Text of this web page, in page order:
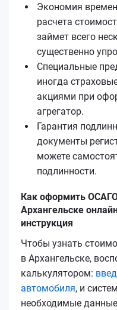
Экономия
расчета
займет всего
существенно
Специальные
иногда
акциями при
агрегатор.
Гарантия
документы
можете
подлинности.
Как оформить
Архангельске
инструкция
Чтобы узнать
в Архангельске,
калькулятором:
автомобиля, и
необходимые